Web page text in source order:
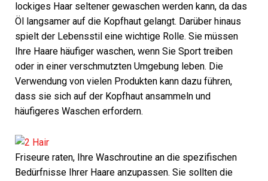
lockiges Haar seltener gewaschen werden kann, da das
Öl langsamer auf die Kopfhaut gelangt. Darüber hinaus
spielt der Lebensstil eine wichtige Rolle. Sie müssen
Ihre Haare häufiger waschen, wenn Sie Sport treiben
oder in einer verschmutzten Umgebung leben. Die
Verwendung von vielen Produkten kann dazu führen,
dass sie sich auf der Kopfhaut ansammeln und
häufigeres Waschen erfordern.
Friseure raten, Ihre Waschroutine an die spezifischen
Bedürfnisse Ihrer Haare anzupassen. Sie sollten die